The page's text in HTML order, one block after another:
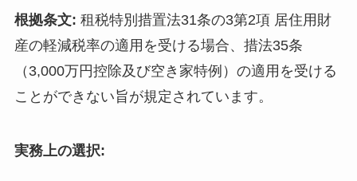
根拠条文: 租税特別措置法31条の3第2項 居住用財
産の軽減税率の適用を受ける場合、措法35条
（3,000万円控除及び空き家特例）の適用を受ける
ことができない旨が規定されています。
実務上の選択: